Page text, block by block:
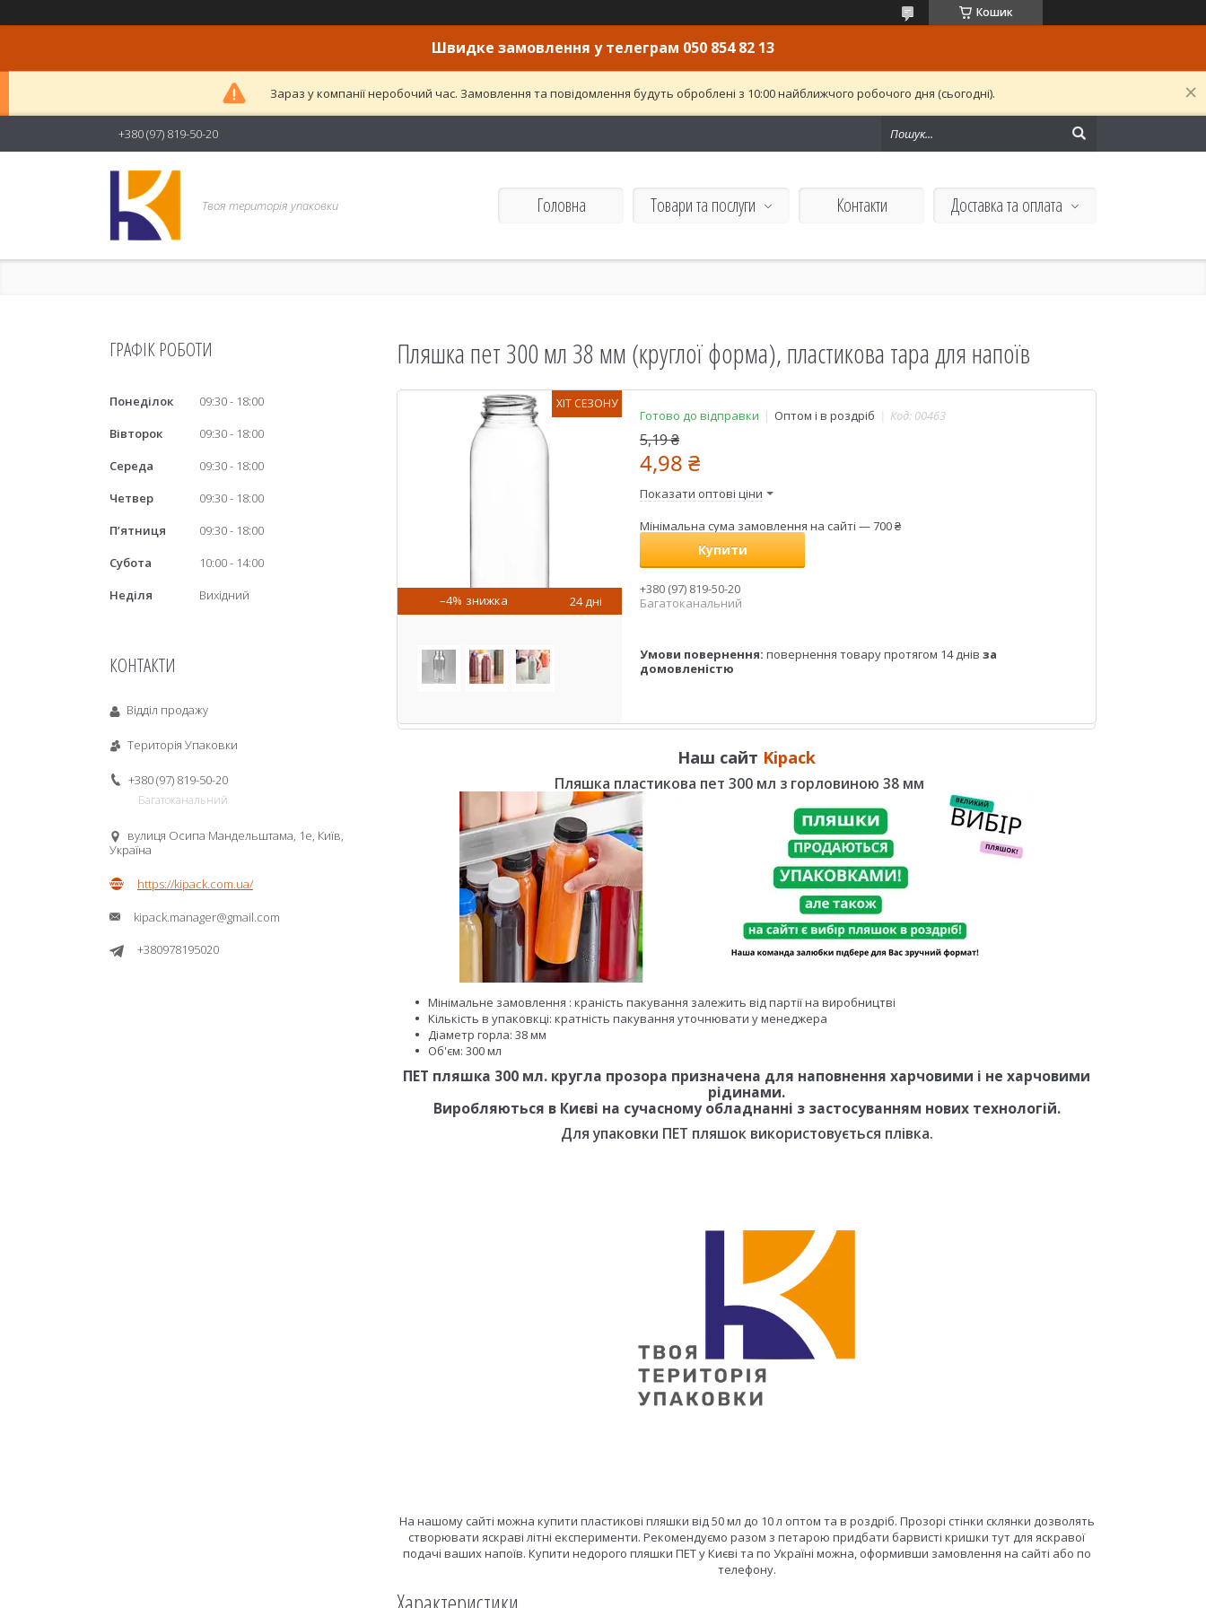
Кошик
Швидке замовлення у телеграм 050 854 82 13
Зараз у компанії неробочий час. Замовлення та повідомлення будуть оброблені з 10:00 найближчого робочого дня (сьогодні).
+380 (97) 819-50-20
Твоя територія упаковки Головна Товари та послуги Контакти Доставка та оплата
Пляшка пет 300 мл 38 мм (круглої форма), пластикова тара для напоїв
–4% 24 дні
ХІТ СЕЗОНУ
Готово до відправки Оптом і в роздріб Код: 00463
5,19 ₴
4,98 ₴
Показати оптові ціни
Мінімальна сума замовлення на сайті — 700 ₴
Купити
+380 (97) 819-50-20
Багатоканальний
повернення товару протягом 14 днів за
домовленістю
Наш сайт Kipack
Пляшка пластикова пет 300 мл з горловиною 38 мм
Мінімальне замовлення : краність пакування залежить від партії на виробництві
Кількість в упаковкці: кратність пакування уточнювати у менеджера
Діаметр горла: 38 мм
Об'єм: 300 мл
ПЕТ пляшка 300 мл. кругла прозора призначена для наповнення харчовими і не харчовими
рідинами.
Виробляються в Києві на сучасному обладнанні з застосуванням нових технологій.
Для упаковки ПЕТ пляшок використовується плівка.
На нашому сайті можна купити пластикові пляшки від 50 мл до 10 л оптом та в роздріб. Прозорі стінки склянки дозволять
створювати яскраві літні експерименти. Рекомендуємо разом з петарою придбати барвисті кришки тут для яскравої
подачі ваших напоїв. Купити недорого пляшки ПЕТ у Києві та по Україні можна, оформивши замовлення на сайті або по
телефону.
ГРАФІК РОБОТИ
Понеділок 09:30
18:00
Вівторок
09:30
18:00
Середа
09:30
18:00
Четвер
09:30
18:00
Пʼятниця
09:30
18:00
Субота
10:00
14:00
Неділя
Вихідний
КОНТАКТИ
Відділ продажу
Територія Упаковки
+380 (97) 819-50-20
Багатоканальний
вулиця Осипа Мандельштама, 1е, Київ,
Україна
https://kipack.com.ua/
kipack.manager@gmail.com
+380978195020